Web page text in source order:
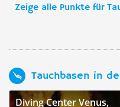
Zeige alle Punkte für
Tauchbasen in
Diving Center Venus,